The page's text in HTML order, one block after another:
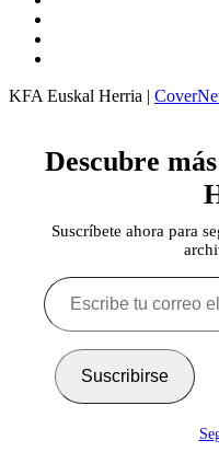
KFA Euskal Herria |
Descubre
Suscríbete ahora para
Escribe
tu
correo
Suscribirse